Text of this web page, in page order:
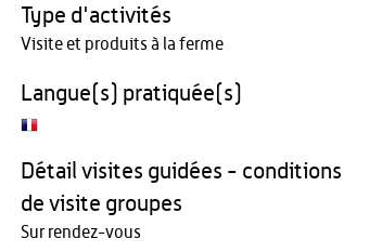
Type d'activités
Visite et produits à la ferme
Langue(s) pratiquée(s)
Détail visites guidées - conditions
de visite groupes
Sur rendez-vous